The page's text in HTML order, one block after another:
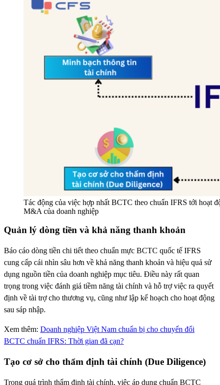
Tác động của việc hợp nhất BCTC theo chuẩn IFRS tới hoạt
M&A của doanh nghiệp
Quản lý dòng tiền và khả năng thanh khoản
Báo cáo dòng tiền chi tiết theo chuẩn mực BCTC quốc tế IFRS
cung cấp cái nhìn sâu hơn về khả năng thanh khoản và hiệu quả sử
dụng nguồn tiền của doanh nghiệp mục tiêu. Điều này rất quan
trọng trong việc đánh giá tiềm năng tài chính và hỗ trợ việc ra quyết
định về tài trợ cho thương vụ, cũng như lập kế hoạch cho hoạt động
sau sáp nhập.
Xem thêm: Doanh nghiệp Việt Nam chuẩn bị cho chuyển đổi
BCTC chuẩn IFRS: Thời gian đã cạn?
Tạo cơ sở cho thẩm định tài chính (Due Diligence)
Trong quá trình thẩm định tài chính, việc áp dụng chuẩn BCTC